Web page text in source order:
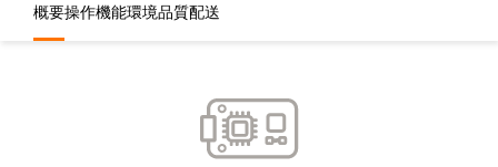
概要操作機能環境品質配送